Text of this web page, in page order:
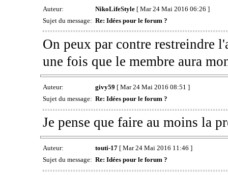
Auteur: NikoLifeStyle[ Mar 24 Mai 2016 06:26 ]
Sujet du message: Re: Idées pour le forum ?
On peux par contre restreindre
une fois que le membre aura
Auteur: givy59 [ Mar 24 Mai 2016 08:51 ]
Sujet du message: Re: Idées pour le forum ?
Je pense que faire au moins la
Auteur: touti-17[ Mar 24 Mai 2016 11:46 ]
Sujet du message: Re: Idées pour le forum ?